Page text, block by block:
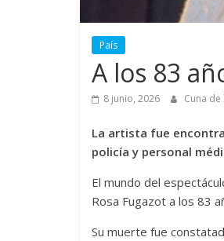
País
A los 83
8 junio, 2026 Cuna
La artista fue
policía y personal
El mundo del
Rosa Fugazot a los 83
Su muerte fue